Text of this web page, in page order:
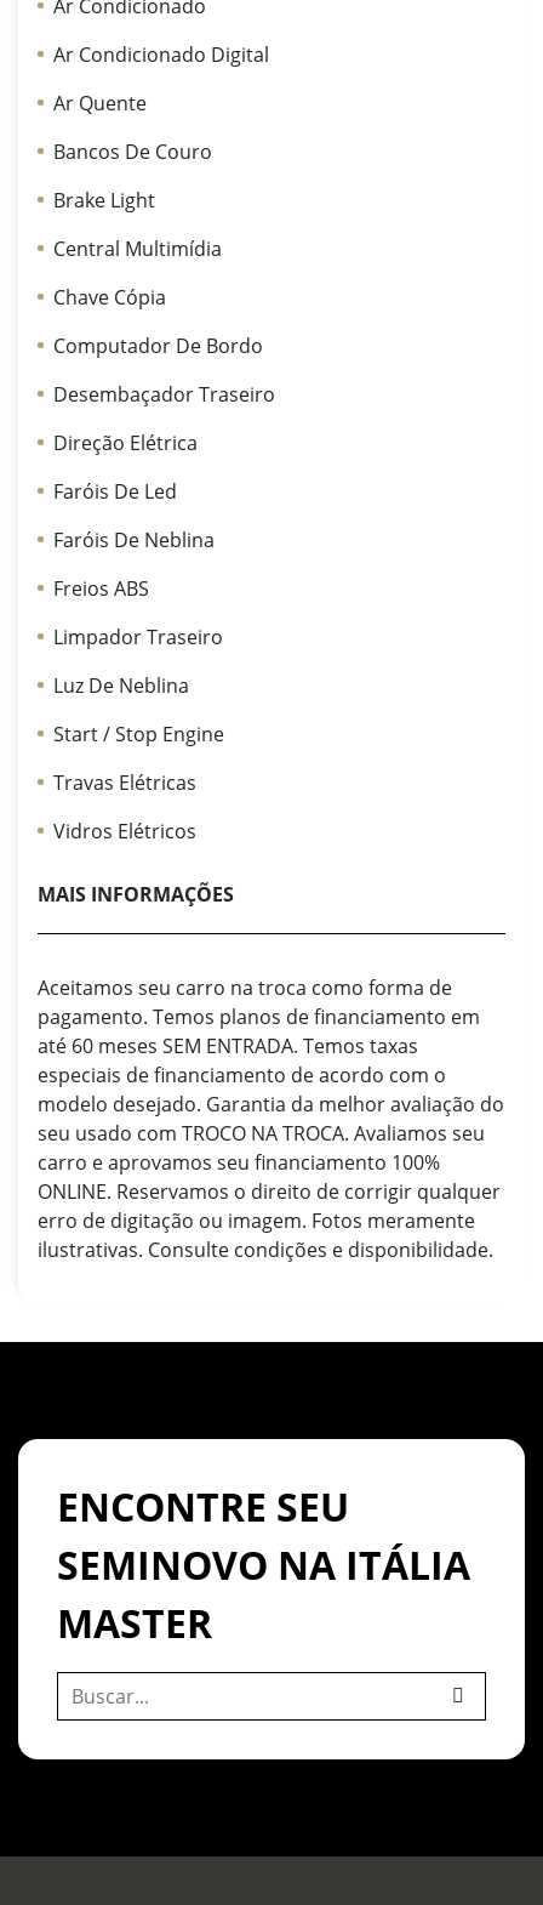
Ar Condicionado
Ar Condicionado Digital
Ar Quente
Bancos De Couro
Brake Light
Central Multimídia
Chave Cópia
Computador De Bordo
Desembaçador Traseiro
Direção Elétrica
Faróis De Led
Faróis De Neblina
Freios ABS
Limpador Traseiro
Luz De Neblina
Start / Stop Engine
Travas Elétricas
Vidros Elétricos
MAIS INFORMAÇÕES
Aceitamos seu carro na troca como forma de
pagamento. Temos planos de financiamento em
até 60 meses SEM ENTRADA. Temos taxas
especiais de financiamento de acordo com o
modelo desejado. Garantia da melhor avaliação do
seu usado com TROCO NA TROCA. Avaliamos seu
carro e aprovamos seu financiamento 100%
ONLINE. Reservamos o direito de corrigir qualquer
erro de digitação ou imagem. Fotos meramente
ilustrativas. Consulte condições e disponibilidade.
ENCONTRE SEU
SEMINOVO NA ITÁLIA
MASTER